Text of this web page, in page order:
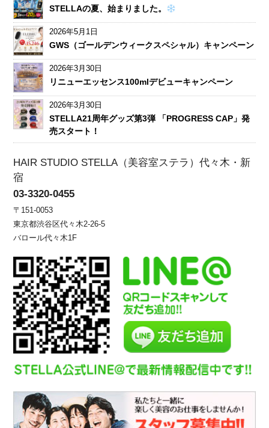
STELLAの夏、始まりました。
2026年5月1日
GWS（ゴールデンウィークスペシャル）キャンペーン
2026年3月30日
リニューエッセンス100mlデビューキャンペーン
2026年3月30日
STELLA21周年グッズ第3弾 「PROGRESS CAP」発
売スタート！
HAIR STUDIO STELLA（美容室ステラ）代々木・新
宿
03-3320-0455
〒151-0053
東京都渋谷区代々木2-26-5
バロール代々木1F